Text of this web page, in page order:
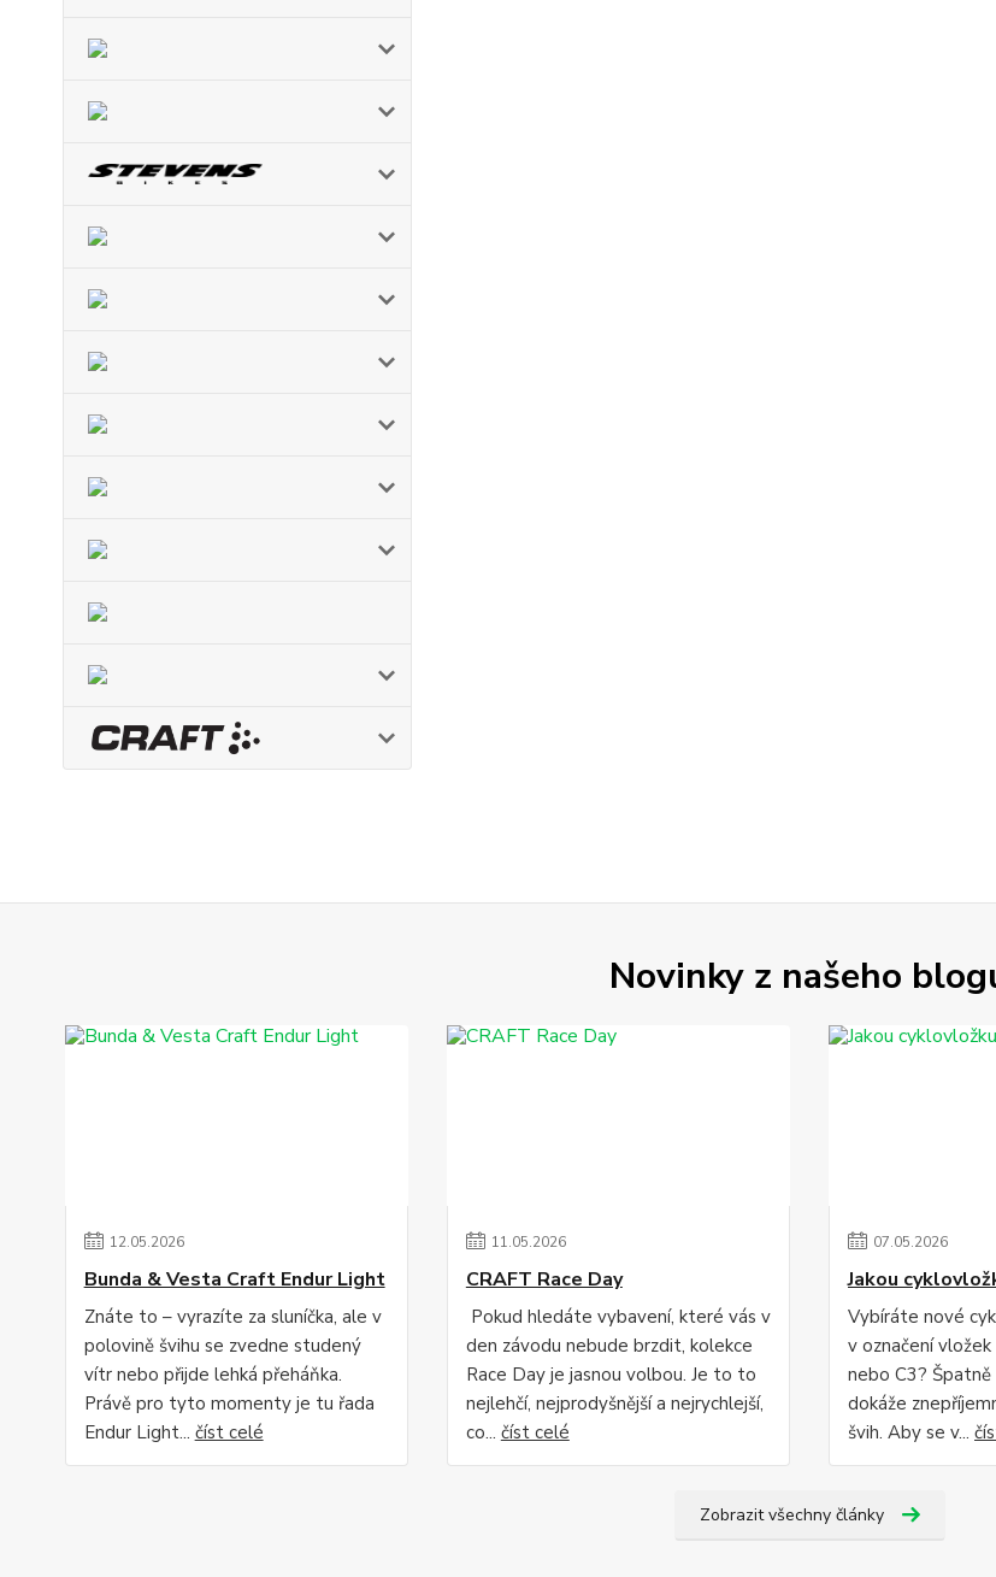
Novinky z našeho
12.05.2026
Bunda & Vesta Craft Endur Light
Znáte to – vyrazíte za sluníčka, ale v
polovině švihu se zvedne studený
vítr nebo přijde lehká přeháňka.
Právě pro tyto momenty je tu řada
Endur Light... číst celé
11.05.2026
CRAFT Race Day
Pokud hledáte vybavení, které vás v
den závodu nebude brzdit, kolekce
Race Day je jasnou volbou. Je to to
nejlehčí, nejprodyšnější a nejrychlejší,
co... číst celé
07.05.2026
Jakou
Vybíráte nové
v označení
nebo C3?
dokáže
švih. Aby se v...
Zobrazit všechny články